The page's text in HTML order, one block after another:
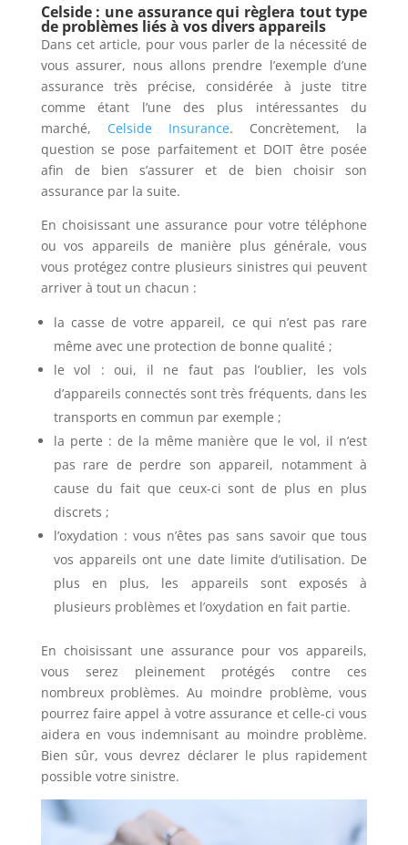
Celside : une assurance qui règlera tout type
de problèmes liés à vos divers appareils
Dans cet article, pour vous parler de la nécessité de
vous assurer, nous allons prendre l’exemple d’une
assurance très précise, considérée à juste titre
comme étant l’une des plus intéressantes du
marché,
Celside Insurance. Concrètement, la
question se pose parfaitement et DOIT être posée
afin de bien s’assurer et de bien choisir son
assurance par la suite.
En choisissant une assurance pour votre téléphone
ou vos appareils de manière plus générale, vous
vous protégez contre plusieurs sinistres qui peuvent
arriver à tout un chacun :
la casse de votre appareil, ce qui n’est pas rare
même avec une protection de bonne qualité ;
le vol : oui, il ne faut pas l’oublier, les vols
d’appareils connectés sont très fréquents, dans les
transports en commun par exemple ;
la perte : de la même manière que le vol, il n’est
pas rare de perdre son appareil, notamment à
cause du fait que ceux-ci sont de plus en plus
discrets ;
l’oxydation : vous n’êtes pas sans savoir que tous
vos appareils ont une date limite d’utilisation. De
plus en plus, les appareils sont exposés à
plusieurs problèmes et l’oxydation en fait partie.
En choisissant une assurance pour vos appareils,
vous serez pleinement protégés contre ces
nombreux problèmes. Au moindre problème, vous
pourrez faire appel à votre assurance et celle-ci vous
aidera en vous indemnisant au moindre problème.
Bien sûr, vous devrez déclarer le plus rapidement
possible votre sinistre.